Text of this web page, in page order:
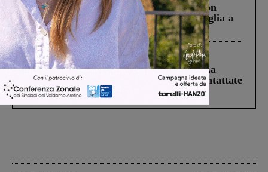
Scomparso da una struttura di Castiglion
Fiorentino l’uomo che aveva ucciso la figlia a
Levane nel 2020
Cronaca 5 Agosto 2026
Continuano le ricerche di Miah Billal. La
Prefettura: “In caso di avvistamento contattate
il 112”